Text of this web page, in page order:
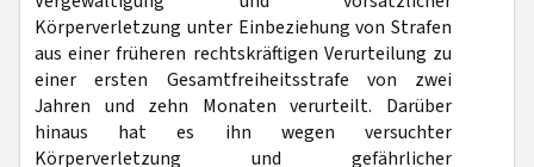
Körperverletzung unter Einbeziehung von Strafen
aus einer früheren rechtskräftigen Verurteilung zu
einer ersten Gesamtfreiheitsstrafe von zwei
Jahren und zehn Monaten verurteilt. Darüber
hinaus hat es ihn wegen versuchter
Körperverletzung und gefährlicher